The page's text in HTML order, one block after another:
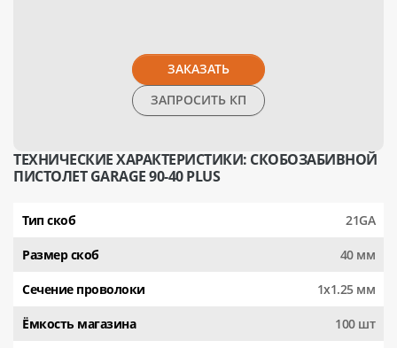
ЗАКАЗАТЬ
ЗАПРОСИТЬ КП
ТЕХНИЧЕСКИЕ ХАРАКТЕРИСТИКИ: СКОБОЗАБИВНОЙ
ПИСТОЛЕТ GARAGE 90-40 PLUS
Тип скоб 21GA
Размер скоб 40 мм
Сечение проволоки 1х1.25 мм
Ёмкость магазина 100 шт